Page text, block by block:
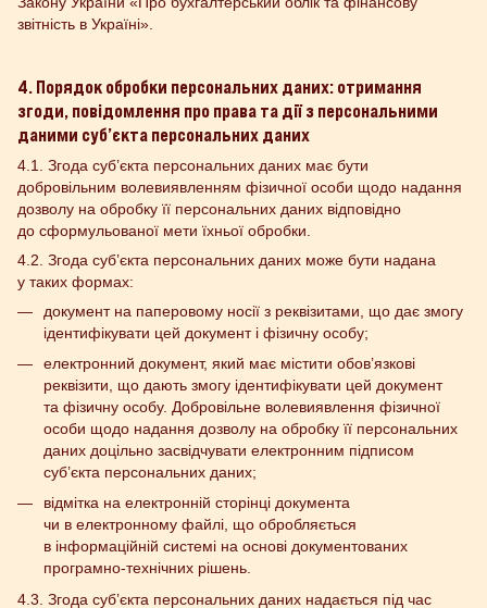
звітність в Україні».
4. Порядок обробки персональних даних: отримання
згоди, повідомлення про права та дії з персональними
даними суб’єкта персональних даних
4.1. Згода суб’єкта персональних даних має бути
добровільним волевиявленням фізичної особи щодо надання
дозволу на обробку її персональних даних відповідно
до сформульованої мети їхньої обробки.
4.2. Згода суб’єкта персональних даних може бути надана
у таких формах:
документ на паперовому носії з реквізитами, що дає змогу
ідентифікувати цей документ і фізичну особу;
електронний документ, який має містити обов’язкові
реквізити, що дають змогу ідентифікувати цей документ
та фізичну особу. Добровільне волевиявлення фізичної
особи щодо надання дозволу на обробку її персональних
даних доцільно засвідчувати електронним підписом
суб’єкта персональних даних;
відмітка на електронній сторінці документа
чи в електронному файлі, що обробляється
в інформаційній системі на основі документованих
програмно-технічних рішень.
4.3. Згода суб’єкта персональних даних надається під час